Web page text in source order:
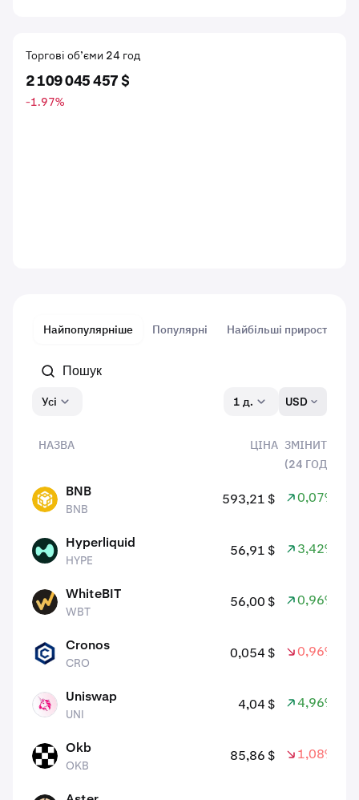
Торгові об’єми 24 год
2 109 045 457 $
-1.97%
Найпопулярніше Популярні Найбільші прирости
Усі 1 д. USD
НАЗВА ЦІНА ЗМІНИТИ
(24 ГОД.)
BNB BNB
BNB
593,21 $ 0,07%
HYPE Hyperliquid
HYPE
56,91 $ 3,42%
WBT WhiteBIT
WBT
56,00 $ 0,96%
CRO Cronos
CRO
0,054 $ 0,96%
UNI Uniswap
UNI
4,04 $ 4,96%
Okb
OKB
85,86 $ 1,08%